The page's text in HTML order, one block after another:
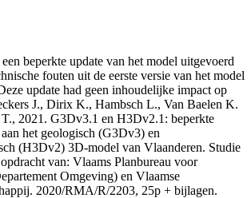
beperkte update van het model uitgevoerd
fouten uit de eerste versie van het model
update had geen inhoudelijke impact op
J., Dirix K., Hambsch L., Van Baelen K.
2021. G3Dv3.1 en H3Dv2.1: beperkte
aan het geologisch (G3Dv3) en
(H3Dv2) 3D-model van Vlaanderen. Studie
van: Vlaams Planbureau voor
Omgeving) en Vlaamse
2020/RMA/R/2203, 25p + bijlagen.